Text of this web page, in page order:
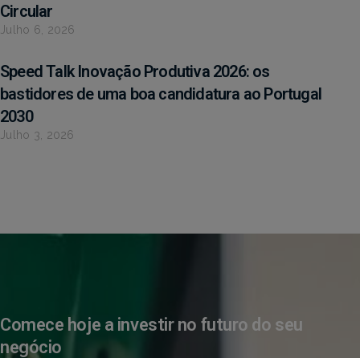
Circular
Julho 6, 2026
Speed Talk Inovação Produtiva 2026: os
bastidores de uma boa candidatura ao Portugal
2030
Julho 3, 2026
Comece hoje a investir no futuro do seu
negócio